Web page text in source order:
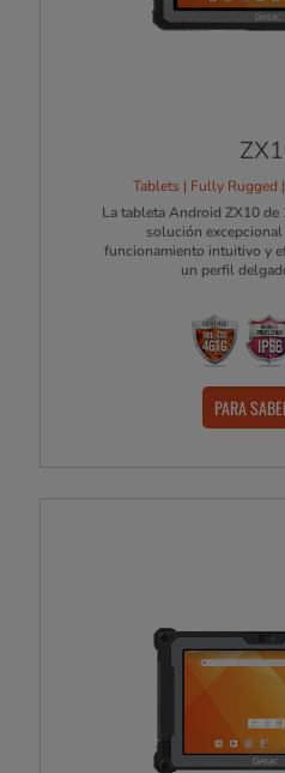
Tablets | Fully Rugged
La tableta Android ZX10
solución
funcionamiento intuitivo y
un perfil
PARA